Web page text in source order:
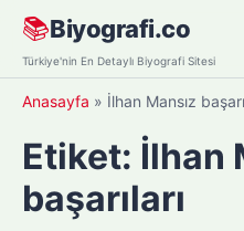
Skip
content
📚Biyografi.co
Türkiye'nin En Detaylı Biyografi Sitesi
Anasayfa » İlhan Mansız
Etiket: İlhan
başarıları